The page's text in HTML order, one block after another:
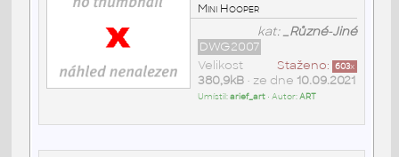
Mini Hooper
kat:_Různé-Jiné
DWG2007
Staženo: 603x
Velikost
380,9kB• ze dne 10.09.2021
Umístil:arief_art• Autor:ART